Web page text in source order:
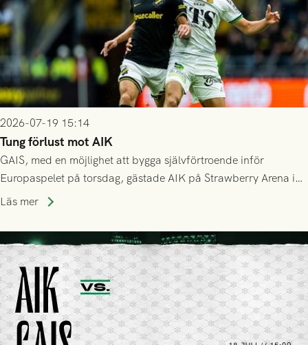
2026-07-19 15:14
Tung förlust mot AIK
GAIS, med en möjlighet att bygga självförtroende inför
Europaspelet på torsdag, gästade AIK på Strawberry Arena i
Stockholm . Men trots konstant hotande i första halvlek av
lyckades få in 2-0.
Läs mer